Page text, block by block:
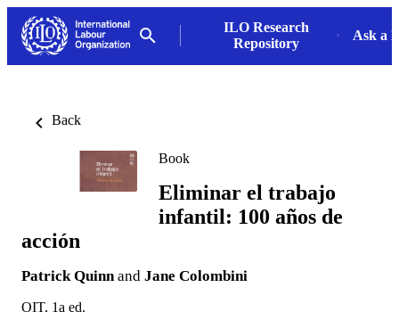
ILO Research
Repository
Ask a
Back
Book
Eliminar el trabajo
infantil: 100 años de
acción
Patrick Quinn and Jane Colombini
OIT, 1a ed.